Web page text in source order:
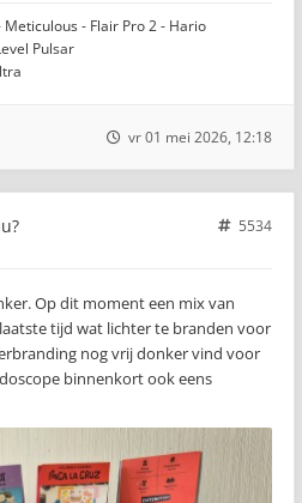
- Flair Pro 2 - Hario
Pulsar
vr 01 mei 2026, 12:18
5534
Op dit moment een mix van
tijd wat lichter te branden voor
nog vrij donker vind voor
binnenkort ook eens